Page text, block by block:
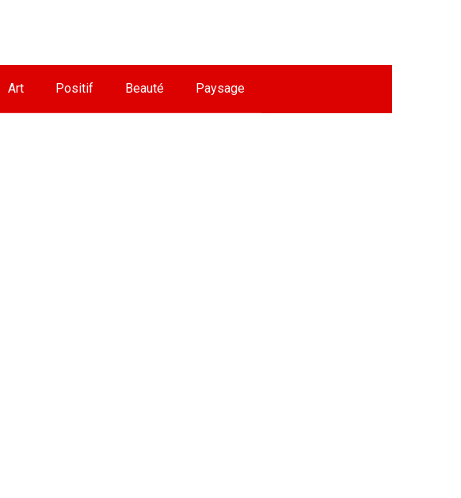
Art Positif Beauté Paysage